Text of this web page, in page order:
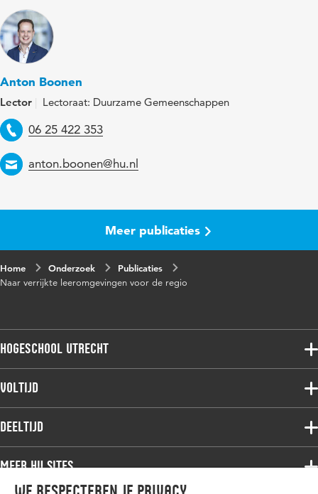
Anton Boonen
Lector Lectoraat: Duurzame Gemeenschappen
Telefoon
06 25 422 353
Email
anton.boonen@hu.nl
Meer publicaties
Home Onderzoek
Publicaties
Naar verrijkte leeromgevingen voor de regio
Hogeschool Utrecht
Voltijdopleidingen
Deeltijdopleidingen
Onderzoek
Voltijd
Associate degree
Bachelor
Master
Deeltijd
Associate degree
Bachelor
Meer HU sites